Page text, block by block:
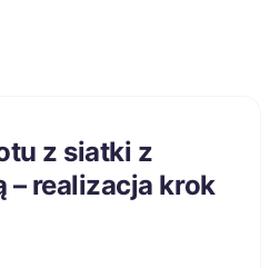
z siatki z
– realizacja krok